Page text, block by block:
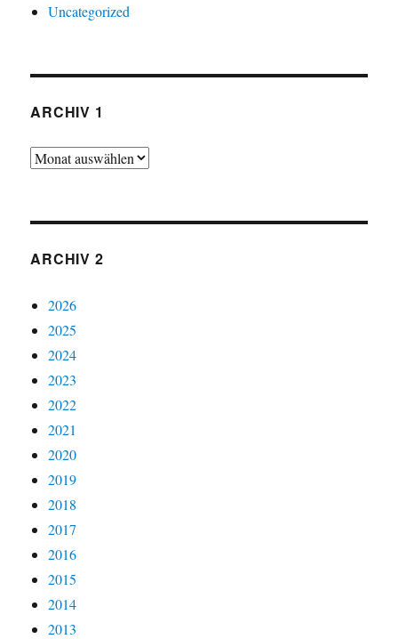
Uncategorized
ARCHIV 1
Archiv
ARCHIV 2
2026
2025
2024
2023
2022
2021
2020
2019
2018
2017
2016
2015
2014
2013